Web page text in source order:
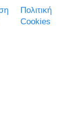
Πολιτική
Cookies